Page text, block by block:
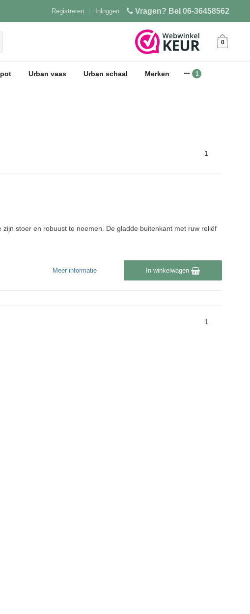
Vragen? Bel 06-36458562
Inloggen
Registreren
0
Urban vaas Urban schaal Merken
1
stoer en robuust te noemen. De gladde buitenkant met ruw reliëf
In winkelwagen
Meer informatie
1